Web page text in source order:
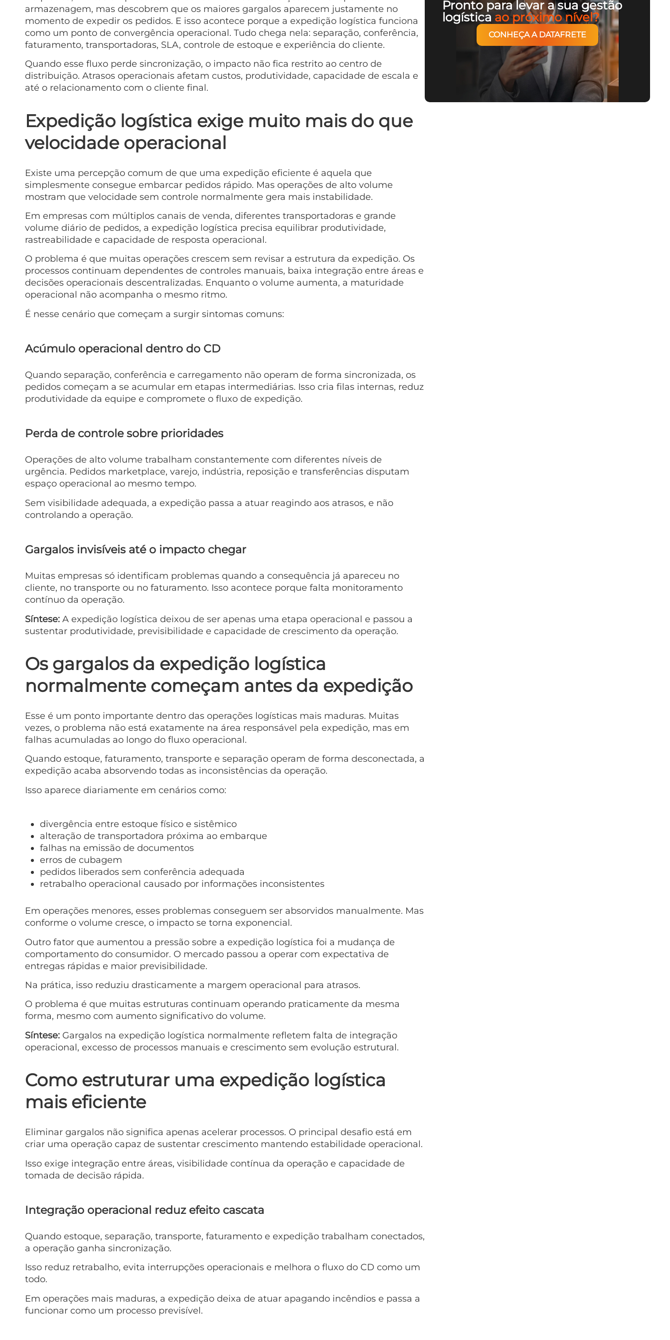
armazenagem, mas descobrem que os maiores gargalos aparecem justamente no
momento de expedir os pedidos. E isso acontece porque a expedição logística funciona
como um ponto de convergência operacional. Tudo chega nela: separação, conferência,
faturamento, transportadoras, SLA, controle de estoque e experiência do cliente.
Quando esse fluxo perde sincronização, o impacto não fica restrito ao centro de
distribuição. Atrasos operacionais afetam custos, produtividade, capacidade de escala e
até o relacionamento com o cliente final.
Expedição logística exige muito mais do que
velocidade operacional
Existe uma percepção comum de que uma expedição eficiente é aquela que
simplesmente consegue embarcar pedidos rápido. Mas operações de alto volume
mostram que velocidade sem controle normalmente gera mais instabilidade.
Em empresas com múltiplos canais de venda, diferentes transportadoras e grande
volume diário de pedidos, a expedição logística precisa equilibrar produtividade,
rastreabilidade e capacidade de resposta operacional.
O problema é que muitas operações crescem sem revisar a estrutura da expedição. Os
processos continuam dependentes de controles manuais, baixa integração entre áreas e
decisões operacionais descentralizadas. Enquanto o volume aumenta, a maturidade
operacional não acompanha o mesmo ritmo.
É nesse cenário que começam a surgir sintomas comuns:
Acúmulo operacional dentro do CD
Quando separação, conferência e carregamento não operam de forma sincronizada, os
pedidos começam a se acumular em etapas intermediárias. Isso cria filas internas, reduz
produtividade da equipe e compromete o fluxo de expedição.
Perda de controle sobre prioridades
Operações de alto volume trabalham constantemente com diferentes níveis de
urgência. Pedidos marketplace, varejo, indústria, reposição e transferências disputam
espaço operacional ao mesmo tempo.
Sem visibilidade adequada, a expedição passa a atuar reagindo aos atrasos, e não
controlando a operação.
Gargalos invisíveis até o impacto chegar
Muitas empresas só identificam problemas quando a consequência já apareceu no
cliente, no transporte ou no faturamento. Isso acontece porque falta monitoramento
contínuo da operação.
Síntese: A expedição logística deixou de ser apenas uma etapa operacional e passou a
sustentar produtividade, previsibilidade e capacidade de crescimento da operação.
Os gargalos da expedição logística
normalmente começam antes da expedição
Esse é um ponto importante dentro das operações logísticas mais maduras. Muitas
vezes, o problema não está exatamente na área responsável pela expedição, mas em
falhas acumuladas ao longo do fluxo operacional.
Quando estoque, faturamento, transporte e separação operam de forma desconectada, a
expedição acaba absorvendo todas as inconsistências da operação.
Isso aparece diariamente em cenários como:
divergência entre estoque físico e sistêmico
alteração de transportadora próxima ao embarque
falhas na emissão de documentos
erros de cubagem
pedidos liberados sem conferência adequada
retrabalho operacional causado por informações inconsistentes
Em operações menores, esses problemas conseguem ser absorvidos manualmente. Mas
conforme o volume cresce, o impacto se torna exponencial.
Outro fator que aumentou a pressão sobre a expedição logística foi a mudança de
comportamento do consumidor. O mercado passou a operar com expectativa de
entregas rápidas e maior previsibilidade.
Na prática, isso reduziu drasticamente a margem operacional para atrasos.
O problema é que muitas estruturas continuam operando praticamente da mesma
forma, mesmo com aumento significativo do volume.
Síntese: Gargalos na expedição logística normalmente refletem falta de integração
operacional, excesso de processos manuais e crescimento sem evolução estrutural.
Como estruturar uma expedição logística
mais eficiente
Eliminar gargalos não significa apenas acelerar processos. O principal desafio está em
criar uma operação capaz de sustentar crescimento mantendo estabilidade operacional.
Isso exige integração entre áreas, visibilidade contínua da operação e capacidade de
tomada de decisão rápida.
Integração operacional reduz efeito cascata
Quando estoque, separação, transporte, faturamento e expedição trabalham conectados,
a operação ganha sincronização.
Isso reduz retrabalho, evita interrupções operacionais e melhora o fluxo do CD como um
todo.
Em operações mais maduras, a expedição deixa de atuar apagando incêndios e passa a
funcionar como um processo previsível.
Pronto para levar a sua gestão
logística ao próximo nível?
CONHEÇA A DATAFRETE